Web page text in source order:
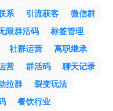
系 引流获客
微信群
限群活码
标签管理
社群运营
离职继承
营 群活码
聊天记录
拉群
裂变玩法
餐饮行业